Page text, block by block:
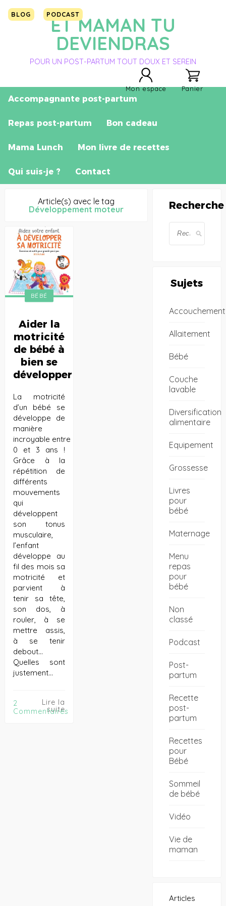
ET MAMAN TU
DEVIENDRAS
POUR UN POST-PARTUM TOUT DOUX ET SEREIN
Accompagnante post-partum
Repas post-partum Bon cadeau
Mama Lunch Mon livre de recettes
Qui suis-je ? Contact
BLOG PODCAST
Mon espace Panier
Article(s) avec le tag
Développement moteur
BÉBÉ
Aider la
motricité
de bébé à
bien se
développer
La motricité
d’un bébé se
développe de
manière
incroyable entre
0 et 3 ans !
Grâce à la
répétition de
différents
mouvements
qui
développent
son tonus
musculaire,
l’enfant
développe au
fil des mois sa
motricité et
parvient à
tenir sa tête,
son dos, à
rouler, à se
mettre assis,
à se tenir
debout…
Quelles sont
justement…
2
Commentaires
Lire la
suite
Recherche
Sujets
Accouchement
Allaitement
Bébé
Couche
lavable
Diversification
alimentaire
Equipement
Grossesse
Livres
pour
bébé
Maternage
Menu
repas
pour
bébé
Non
classé
Podcast
Post-
partum
Recette
post-
partum
Recettes
pour
Bébé
Sommeil
de bébé
Vidéo
Vie de
maman
Articles